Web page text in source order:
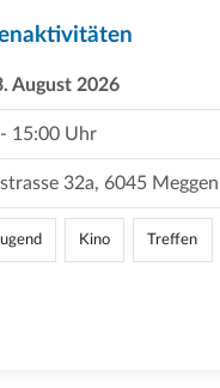
August 2026
15:00 Uhr
32a, 6045 Meggen
Kino Treffen